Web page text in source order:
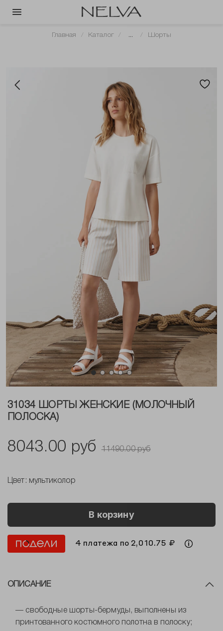
Главная Каталог ... Шорты
31034 ШОРТЫ ЖЕНСКИЕ (МОЛОЧНЫЙ
ПОЛОСКА)
8043.00 руб 11490.00 руб
Цвет: мультиколор
В корзину
4 платежа по 2,010.75 ₽
ОПИСАНИЕ
— свободные шорты-бермуды, выполнены из
принтованного костюмного полотна в полоску;